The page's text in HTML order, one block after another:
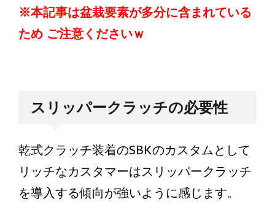
※本記事は盆栽要素が多分に含まれている
ため ご注意くださいｗ
スリッパークラッチの必要性
乾式クラッチ装着のSBKのカスタムとして
リッチなカスタマーはスリッパークラッチ
を導入する傾向が強いように感じます。